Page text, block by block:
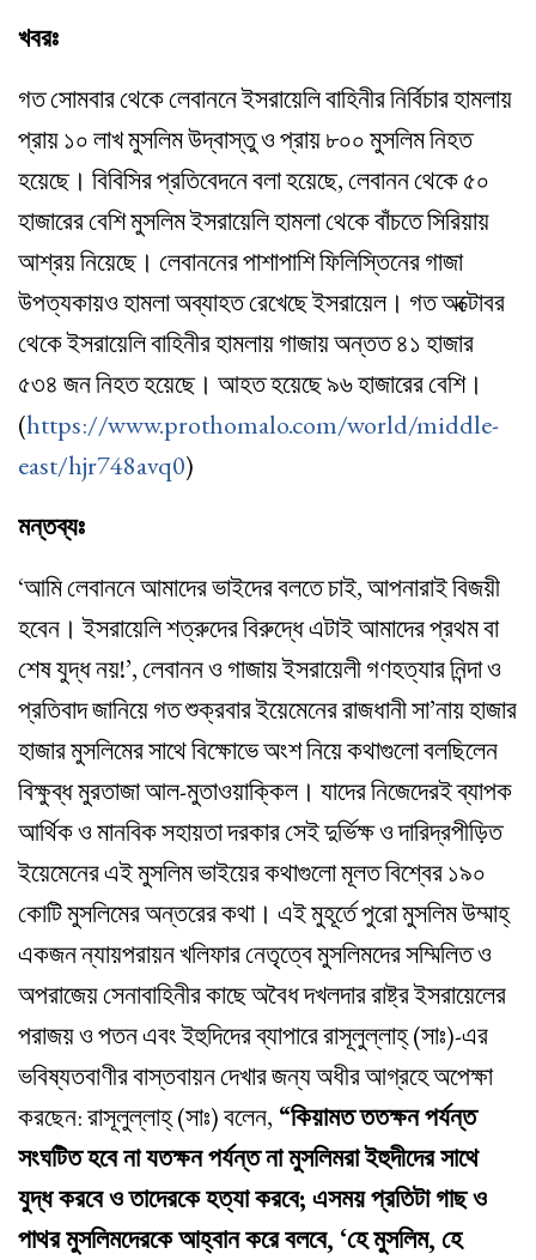
খবরঃ
গত সোমবার থেকে লেবাননে ইসরায়েলি বাহিনীর নির্বিচার হামলায়
প্রায় ১০ লাখ মুসলিম উদ্বাস্তু ও প্রায় ৮০০ মুসলিম নিহত
হয়েছে। বিবিসির প্রতিবেদনে বলা হয়েছে, লেবানন থেকে ৫০
হাজারের বেশি মুসলিম ইসরায়েলি হামলা থেকে বাঁচতে সিরিয়ায়
আশ্রয় নিয়েছে। লেবাননের পাশাপাশি ফিলিস্তিনের গাজা
উপত্যকায়ও হামলা অব্যাহত রেখেছে ইসরায়েল। গত অক্টোবর
থেকে ইসরায়েলি বাহিনীর হামলায় গাজায় অন্তত ৪১ হাজার
৫৩৪ জন নিহত হয়েছে। আহত হয়েছে ৯৬ হাজারের বেশি।
(https://www.prothomalo.com/world/middle-
east/hjr748avq0)
মন্তব্যঃ
‘আমি লেবাননে আমাদের ভাইদের বলতে চাই, আপনারাই বিজয়ী
হবেন। ইসরায়েলি শত্রুদের বিরুদ্ধে এটাই আমাদের প্রথম বা
শেষ যুদ্ধ নয়!’, লেবানন ও গাজায় ইসরায়েলী গণহত্যার নিন্দা ও
প্রতিবাদ জানিয়ে গত শুক্রবার ইয়েমেনের রাজধানী সা’নায় হাজার
হাজার মুসলিমের সাথে বিক্ষোভে অংশ নিয়ে কথাগুলো বলছিলেন
বিক্ষুব্ধ মুরতাজা আল-মুতাওয়াক্কিল। যাদের নিজেদেরই ব্যাপক
আর্থিক ও মানবিক সহায়তা দরকার সেই দুর্ভিক্ষ ও দারিদ্রপীড়িত
ইয়েমেনের এই মুসলিম ভাইয়ের কথাগুলো মূলত বিশ্বের ১৯০
কোটি মুসলিমের অন্তরের কথা। এই মুহূর্তে পুরো মুসলিম উম্মাহ্‌
একজন ন্যায়পরায়ন খলিফার নেতৃত্বে মুসলিমদের সম্মিলিত ও
অপরাজেয় সেনাবাহিনীর কাছে অবৈধ দখলদার রাষ্ট্র ইসরায়েলের
পরাজয় ও পতন এবং ইহুদিদের ব্যাপারে রাসূলুল্লাহ্‌ (সাঃ)-এর
ভবিষ্যতবাণীর বাস্তবায়ন দেখার জন্য অধীর আগ্রহে অপেক্ষা
করছেন: রাসূলুল্লাহ্‌ (সাঃ) বলেন, “কিয়ামত ততক্ষন পর্যন্ত
সংঘটিত হবে না যতক্ষন পর্যন্ত না মুসলিমরা ইহুদীদের সাথে
যুদ্ধ করবে ও তাদেরকে হত্যা করবে; এসময় প্রতিটা গাছ ও
পাথর মুসলিমদেরকে আহ্বান করে বলবে, ‘হে মুসলিম, হে